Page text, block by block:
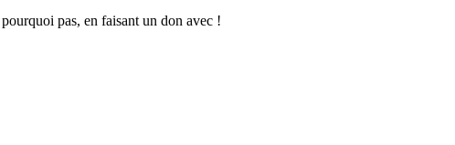
pas, en faisant un don avec !